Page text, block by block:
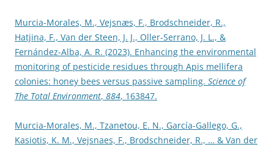
Murcia-Morales, M., Vejsnæs, F., Brodschneider, R.,
Hatjina, F., Van der Steen, J. J., Oller-Serrano, J. L., &
Fernández-Alba, A. R. (2023). Enhancing the environmental
monitoring of pesticide residues through Apis mellifera
colonies: honey bees versus passive sampling. Science of
The Total Environment, 884, 163847.
Murcia-Morales, M., Tzanetou, E. N., García-Gallego, G.,
Kasiotis, K. M., Vejsnaes, F., Brodschneider, R., … & Van der